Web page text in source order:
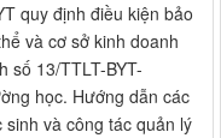
quy định điều kiện bảo
và cơ sở kinh doanh
số 13/TTLT-BYT-
học. Hướng dẫn các
và công tác quản lý